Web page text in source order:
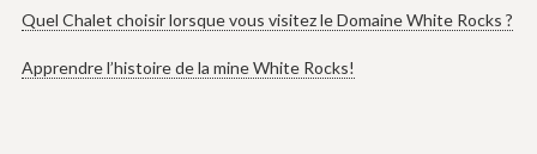
Quel Chalet choisir lorsque vous visitez le Domaine White Rocks ?
Apprendre l’histoire de la mine White Rocks!